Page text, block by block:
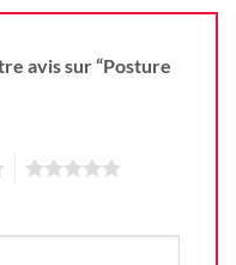
avis sur “Posture